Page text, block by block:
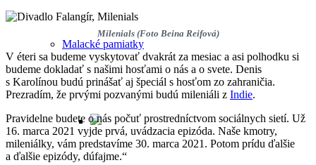
Malacké pamiatky
Milenials (Foto Beina Reifová)
V éteri sa budeme vyskytovať dvakrát za mesiac a asi polhodku si
budeme dokladať s našimi hosťami o nás a o svete. Denis
s Karolínou budú prinášať aj špeciál s hosťom zo zahraničia.
Prezradím, že prvými pozvanými budú mileniáli z Indie.
Pravidelne budete o nás počuť prostredníctvom sociálnych sietí. Už
16. marca 2021 vyjde prvá, uvádzacia epizóda. Naše kmotry,
mileniálky, vám predstavíme 30. marca 2021. Potom prídu ďalšie
a ďalšie epizódy, dúfajme.“